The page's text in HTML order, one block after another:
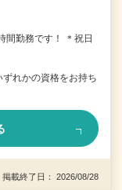
間勤務です！ ＊祝日
れかの資格をお持ち
載終了日： 2026/08/28